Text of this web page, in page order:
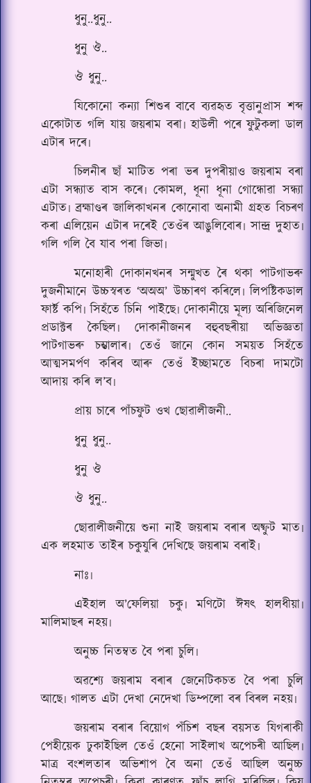
ধুনু..ধুনু..
ধুনু ঔ..
ঔ ধুনু..
যিকোনো কন্যা শিশুৰ বাবে ব্যৱহৃত বৃত্তানুপ্ৰাস শব্দ
একোটাত গলি যায় জয়ৰাম বৰা৷ হাউলী পৰে ফুটুকলা ডাল
এটাৰ‌ দৰে৷
চিলনীৰ ছাঁ মাটিত পৰা ভৰ দুপৰীয়াও জয়ৰাম বৰা
এটা সন্ধ্যাত বাস কৰে৷ কোমল, ধূনা ধূনা গোন্ধোৱা সন্ধ্যা
এটাত৷ ব্ৰহ্মাণ্ডৰ জালিকাখনৰ কোনোবা অনামী গ্ৰহত বিচৰণ
কৰা এলিয়েন এটাৰ দৰেই তেওঁৰ আঙুলিবোৰ৷ সান্দ্ৰ দুহাত৷
গলি গলি বৈ যাব পৰা জিভা৷
মনোহাৰী দোকানখনৰ সন্মুখত ৰৈ থকা পাটগাভৰু
দুজনীমানে উচ্চস্বৰত ‘অঅঅ’ উচ্চাৰণ কৰিলে৷ লিপষ্টিকডাল
ফাৰ্ষ্ট কপি৷ সিহঁতে চিনি পাইছে৷ দোকানীয়ে মূল্য অৰিজিনেল
প্ৰডাক্টৰ কৈছিল৷ দোকানীজনৰ বহুবছৰীয়া অভিজ্ঞতা
পাটগাভৰু চম্ভালাৰ৷ তেওঁ জানে কোন সময়ত সিহঁতে
আত্মসমৰ্পণ কৰিব আৰু তেওঁ ইচ্ছামতে বিচৰা দামটো
আদায় কৰি ল’ব৷
প্ৰায় চাৰে পাঁচফুট ওখ ছোৱালীজনী..
ধুনু ধুনু..
ধুনু ঔ
ঔ ধুনু..
ছোৱালীজনীয়ে শুনা নাই জয়ৰাম বৰাৰ অষ্ফুট মাত৷
এক লহমাত তাইৰ চকুযুৰি দেখিছে জয়ৰাম বৰাই৷
নাঃ৷
এইহাল অ’ফেলিয়া চকু৷ মণিটো ঈষৎ হালধীয়া৷
মালিমাছৰ নহয়৷
অনুচ্চ নিতম্বত বৈ পৰা চুলি৷
অৱশ্যে জয়ৰাম বৰাৰ জেনেটিকচত বৈ পৰা চুলি
আছে৷ গালত এটা দেখা নেদেখা ডিম্পলো বৰ বিৰল নহয়৷
জয়ৰাম বৰাৰ বিয়োগ পঁচিশ বছৰ বয়সত যিগৰাকী
পেহীয়েক ঢুকাইছিল তেওঁ হেনো সাইলাখ অপেচৰী আছিল৷
মাত্ৰ বংশলতাৰ অভিশাপ বৈ অনা তেওঁ আছিল অনুচ্চ